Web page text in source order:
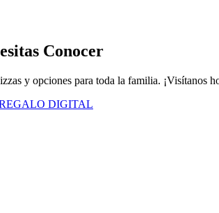
Conocer
y opciones para toda la familia. ¡Visítanos
DIGITAL